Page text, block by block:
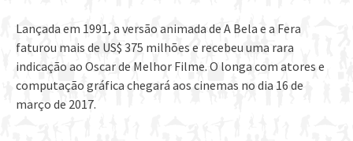
Lançada em 1991, a versão animada de A Bela e a Fera
faturou mais de US$ 375 milhões e recebeu uma rara
indicação ao Oscar de Melhor Filme. O longa com atores e
computação gráfica chegará aos cinemas no dia 16 de
março de 2017.